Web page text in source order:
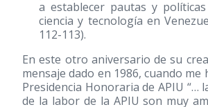
a establecer pautas y
ciencia y tecnología en
112-113).
En este otro aniversario de su
mensaje dado en 1986, cuando
Presidencia Honoraria de APIU “…
de la labor de la APIU son muy